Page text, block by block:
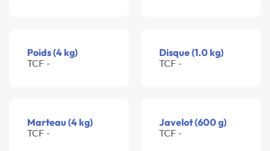
Poids (4 kg)
TCF -
Disque (1.0 kg)
TCF -
Marteau (4 kg)
TCF -
Javelot (600 g)
TCF -